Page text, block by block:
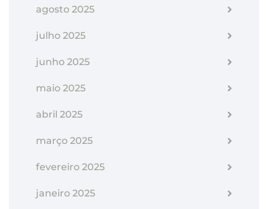
agosto 2025
julho 2025
junho 2025
maio 2025
abril 2025
março 2025
fevereiro 2025
janeiro 2025